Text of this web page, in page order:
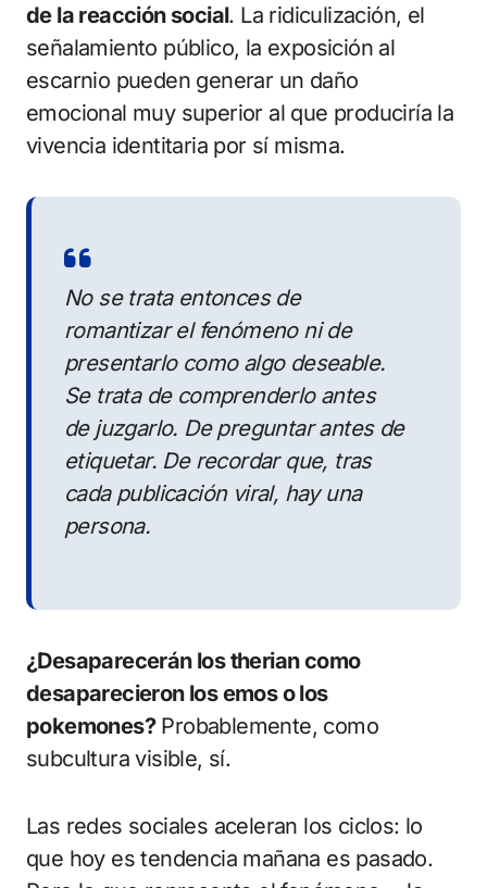
de la reacción social. La ridiculización, el
señalamiento público, la exposición al
escarnio pueden generar un daño
emocional muy superior al que produciría la
vivencia identitaria por sí misma.
No se trata entonces de
romantizar el fenómeno ni de
presentarlo como algo deseable.
Se trata de comprenderlo antes
de juzgarlo. De preguntar antes de
etiquetar. De recordar que, tras
cada publicación viral, hay una
persona.
¿Desaparecerán los therian como
desaparecieron los emos o los
pokemones?Probablemente, como
subcultura visible, sí.
Las redes sociales aceleran los ciclos: lo
que hoy es tendencia mañana es pasado.